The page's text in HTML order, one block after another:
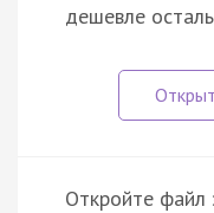
дешевле
Откройте файл